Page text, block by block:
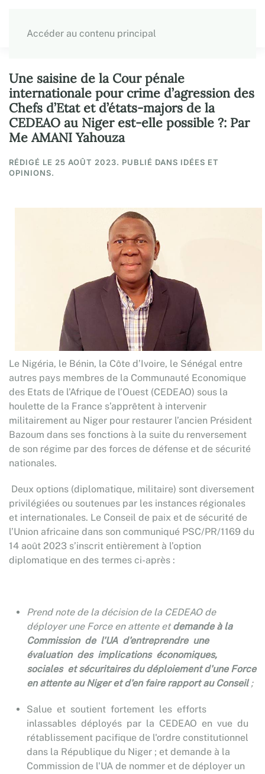
Accéder au contenu principal
Une saisine de la Cour pénale
internationale pour crime d’agression des
Chefs d’Etat et d’états-majors de la
CEDEAO au Niger est-elle possible ?: Par
Me AMANI Yahouza
RÉDIGÉ LE 25 AOÛT 2023. PUBLIÉ DANS IDÉES ET
OPINIONS.
Le Nigéria, le Bénin, la Côte d’Ivoire, le Sénégal entre
autres pays membres de la Communauté Economique
des Etats de l’Afrique de l’Ouest (CEDEAO) sous la
houlette de la France s’apprêtent à intervenir
militairement au Niger pour restaurer l’ancien Président
Bazoum dans ses fonctions à la suite du renversement
de son régime par des forces de défense et de sécurité
nationales.
Deux options (diplomatique, militaire) sont diversement
privilégiées ou soutenues par les instances régionales
et internationales. Le Conseil de paix et de sécurité de
l’Union africaine dans son communiqué PSC/PR/1169 du
14 août 2023 s’inscrit entièrement à l’option
diplomatique en des termes ci-après :
Prend note de la décision de la CEDEAO de
déployer une Force en attente etdemande à la
Commission de l'UA d'entreprendre une
évaluation des implications économiques,
sociales et sécuritaires du déploiement d'une Force
en attente au Niger et d'en faire rapport au Conseil;
Salue et soutient fortement les efforts
inlassables déployés par la CEDEAO en vue du
rétablissement pacifique de l'ordre constitutionnel
dans la République du Niger ; et demande à la
Commission de l'UA de nommer et de déployer un